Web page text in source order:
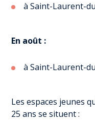
à Saint-Laurent-
En août :
à Saint-Laurent-
Les espaces jeunes
25 ans se situent :